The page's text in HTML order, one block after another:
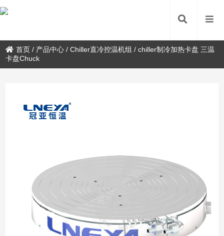
首页 / 产品中心 /Chiller直冷控温机组 /chiller制冷加热卡盘 三温
卡盘Chuck